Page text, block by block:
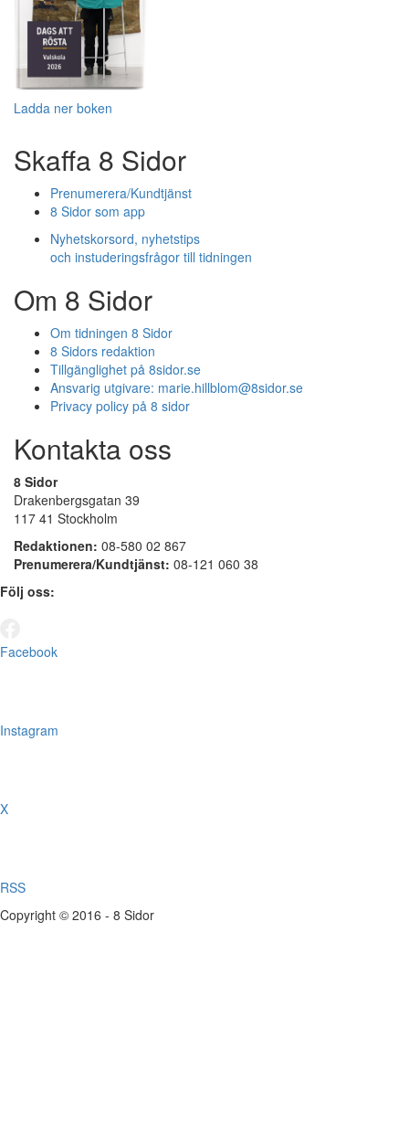
Ladda ner boken
Skaffa 8 Sidor
Prenumerera/Kundtjänst
8 Sidor som app
Nyhetskorsord, nyhetstips
och instuderingsfrågor till tidningen
Om 8 Sidor
Om tidningen 8 Sidor
8 Sidors redaktion
Tillgänglighet på 8sidor.se
Ansvarig utgivare: marie.hillblom@8sidor.se
Privacy policy på 8 sidor
Kontakta oss
8 Sidor
Drakenbergsgatan 39
117 41 Stockholm
Redaktionen: 08-580 02 867
Prenumerera/Kundtjänst: 08-121 060 38
Följ oss:
Facebook
Instagram
X
RSS
Copyright © 2016 - 8 Sidor